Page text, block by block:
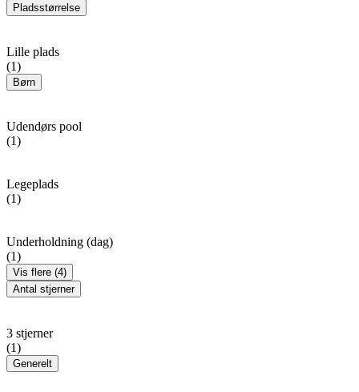
Pladsstørrelse
Lille plads
(1)
Børn
Udendørs pool
(1)
Legeplads
(1)
Underholdning (dag)
(1)
Vis flere (4)
Antal stjerner
3 stjerner
(1)
Generelt